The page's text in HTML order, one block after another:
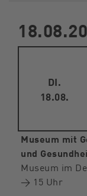
DI.
18.08.
Museum mit
und
Museum im
→ 15 Uhr